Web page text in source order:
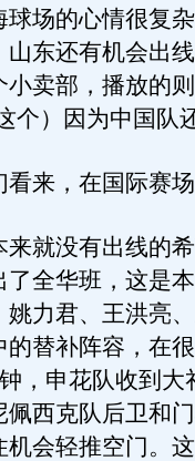
球场的心情很复
山东还有机会出
小卖部，播放的
个）因为中国队
，在国际赛场
没有出线的希
了全华班，这是
姚力君、王洪亮
的替补阵容，在
，申花队收到
佩西克队后卫和
机会轻推空门。